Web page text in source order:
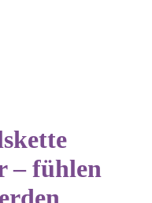
– fühlen